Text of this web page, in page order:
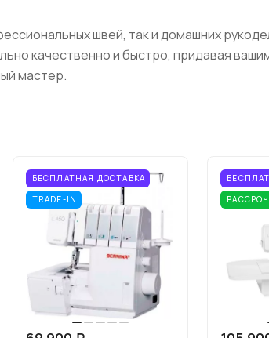
швей, так и домашних
качественно и быстро, придавая
мастер.
БЕСПЛАТНАЯ ДОСТАВКА
TRADE-IN